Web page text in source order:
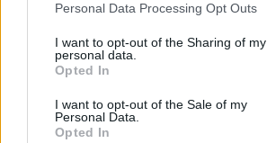
Personal Data Processing Opt Outs
I want to opt-out of the Sharing of my
personal data.
Opted In
I want to opt-out of the Sale of my
Personal Data.
Opted In